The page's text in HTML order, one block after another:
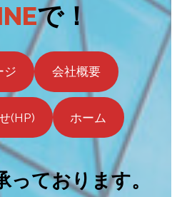
で！
ジ 会社概要
(HP) ホーム
っております。